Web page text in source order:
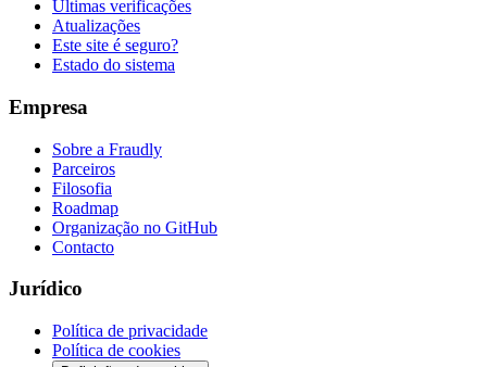
Últimas verificações
Atualizações
Este site é seguro?
Estado do sistema
Empresa
Sobre a Fraudly
Parceiros
Filosofia
Roadmap
Organização no GitHub
Contacto
Jurídico
Política de privacidade
Política de cookies